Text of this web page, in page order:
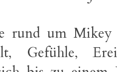
rund um
Gefühle,